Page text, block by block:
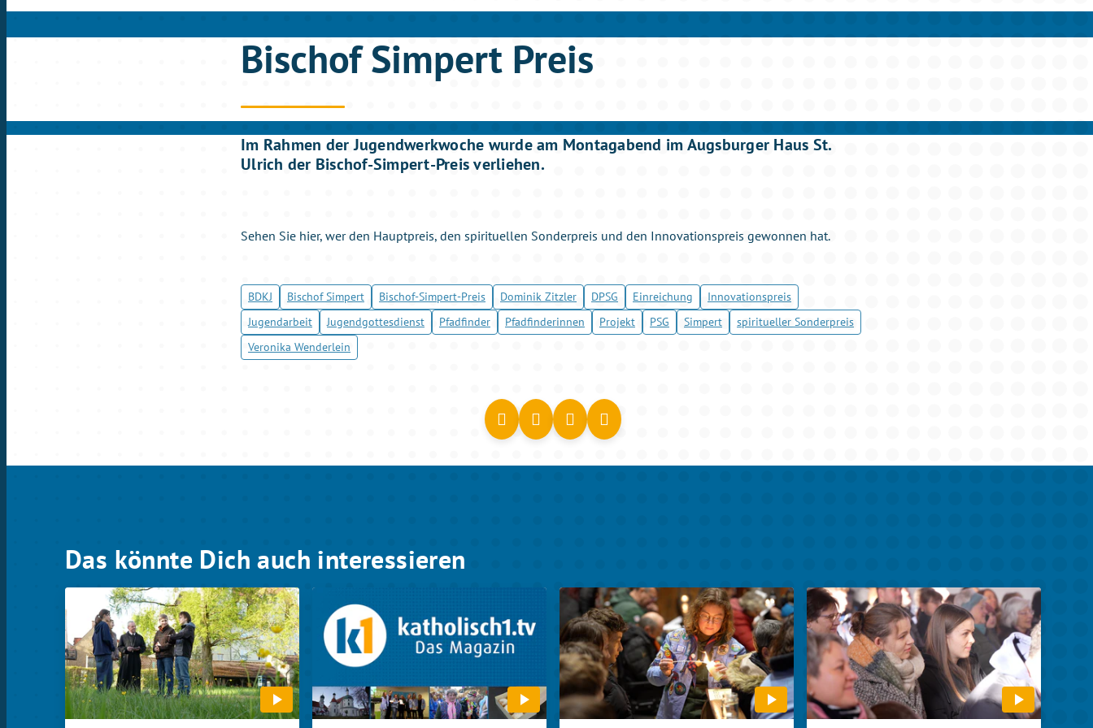
Bischof Simpert Preis
Im Rahmen der Jugendwerkwoche wurde am Montagabend im Augsburger Haus St.
Ulrich der Bischof-Simpert-Preis verliehen.
Sehen Sie hier, wer den Hauptpreis, den spirituellen Sonderpreis und den Innovationspreis gewonnen hat.
BDKJ Bischof Simpert Bischof-Simpert-Preis Dominik Zitzler DPSG Einreichung
Innovationspreis
Jugendarbeit
Jugendgottesdienst Pfadfinder Pfadfinderinnen Projekt PSG Simpert
spiritueller Sonderpreis
Veronika Wenderlein
Das könnte Dich auch interessieren